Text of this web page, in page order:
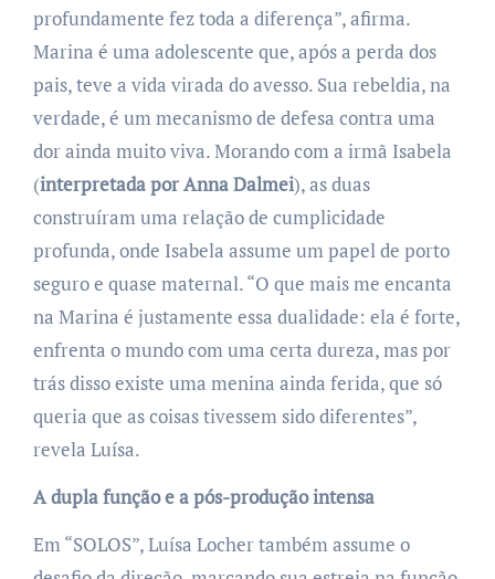
profundamente fez toda a diferença”, afirma.
Marina é uma adolescente que, após a perda dos
pais, teve a vida virada do avesso. Sua rebeldia, na
verdade, é um mecanismo de defesa contra uma
dor ainda muito viva. Morando com a irmã Isabela
(interpretada por Anna Dalmei), as duas
construíram uma relação de cumplicidade
profunda, onde Isabela assume um papel de porto
seguro e quase maternal. “O que mais me encanta
na Marina é justamente essa dualidade: ela é forte,
enfrenta o mundo com uma certa dureza, mas por
trás disso existe uma menina ainda ferida, que só
queria que as coisas tivessem sido diferentes”,
revela Luísa.
A dupla função e a pós-produção intensa
Em “SOLOS”, Luísa Locher também assume o